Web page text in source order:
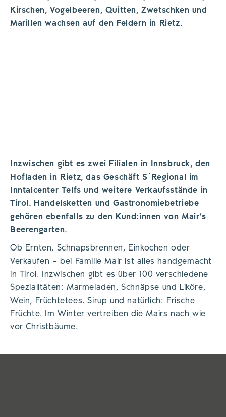
Kirschen, Vogelbeeren, Quitten, Zwetschken und
Marillen wachsen auf den Feldern in Rietz.
Inzwischen gibt es zwei Filialen in Innsbruck, den
Hofladen in Rietz, das Geschäft S´Regional im
Inntalcenter Telfs und weitere Verkaufsstände in
Tirol. Handelsketten und Gastronomiebetriebe
gehören ebenfalls zu den Kund:innen von Mair’s
Beerengarten.
Ob Ernten, Schnapsbrennen, Einkochen oder
Verkaufen – bei Familie Mair ist alles handgemacht
in Tirol. Inzwischen gibt es über 100 verschiedene
Spezialitäten: Marmeladen, Schnäpse und Liköre,
Wein, Früchtetees. Sirup und natürlich: Frische
Früchte. Im Winter vertreiben die Mairs nach wie
vor Christbäume.